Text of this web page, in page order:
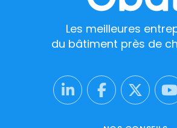
Les meilleures
du bâtiment près de